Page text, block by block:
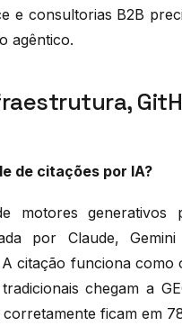
e consultorias B2B
agêntico.
de citações por IA?
motores
por Claude,
citação funciona como
chegam a
ficam em